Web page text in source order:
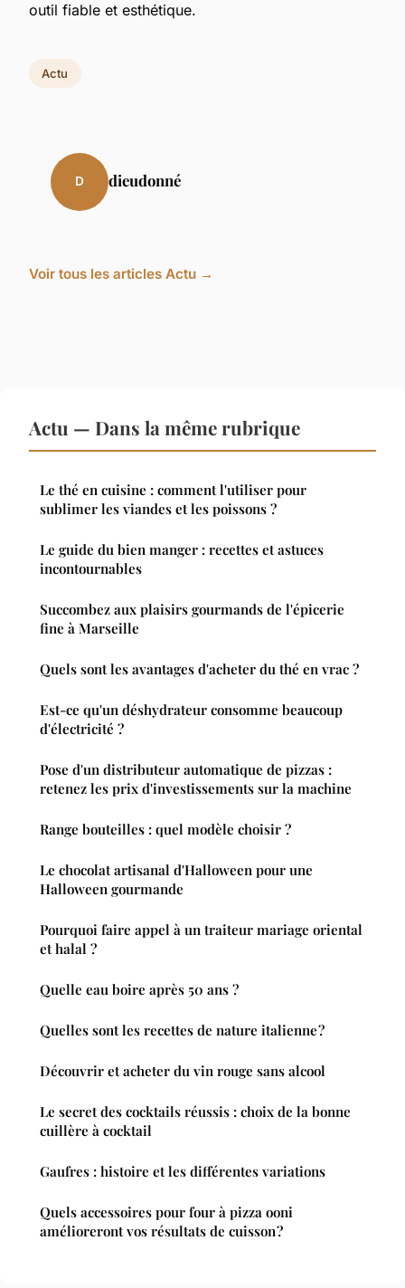
outil fiable et esthétique.
Actu
D dieudonné
Voir tous les articles Actu →
Actu — Dans la même rubrique
Le thé en cuisine : comment l'utiliser pour
sublimer les viandes et les poissons ?
Le guide du bien manger : recettes et astuces
incontournables
Succombez aux plaisirs gourmands de l'épicerie
fine à Marseille
Quels sont les avantages d'acheter du thé en vrac ?
Est-ce qu'un déshydrateur consomme beaucoup
d'électricité ?
Pose d'un distributeur automatique de pizzas :
retenez les prix d'investissements sur la machine
Range bouteilles : quel modèle choisir ?
Le chocolat artisanal d'Halloween pour une
Halloween gourmande
Pourquoi faire appel à un traiteur mariage oriental
et halal ?
Quelle eau boire après 50 ans ?
Quelles sont les recettes de nature italienne ?
Découvrir et acheter du vin rouge sans alcool
Le secret des cocktails réussis : choix de la bonne
cuillère à cocktail
Gaufres : histoire et les différentes variations
Quels accessoires pour four à pizza ooni
amélioreront vos résultats de cuisson ?